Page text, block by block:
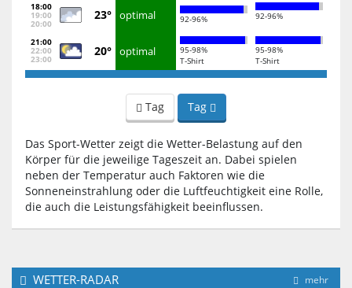
18:00
19:00
20:00
23° optimal 92-96% 92-96%
21:00
22:00
23:00
20° optimal
95-98%
T-Shirt
95-98%
T-Shirt
Tag Tag
Das Sport-Wetter zeigt die Wetter-Belastung auf den
Körper für die jeweilige Tageszeit an. Dabei spielen
neben der Temperatur auch Faktoren wie die
Sonneneinstrahlung oder die Luftfeuchtigkeit eine Rolle,
die auch die Leistungsfähigkeit beeinflussen.
mehr
WETTER-RADAR